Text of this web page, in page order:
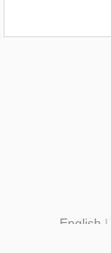
English |